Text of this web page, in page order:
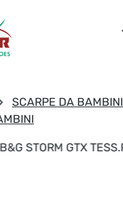
principale
SCARPE DA BAMBINI
di immagini